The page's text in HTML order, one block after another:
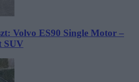
Volvo ES90 Single Motor –
SUV